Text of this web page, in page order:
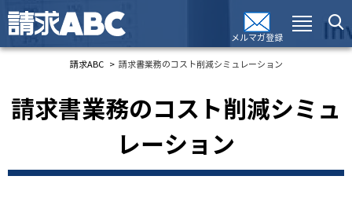
メルマガ登録
請求ABC 請求書業務のコスト削減シミュレーション
請求書業務のコスト削減シミュ
レーション